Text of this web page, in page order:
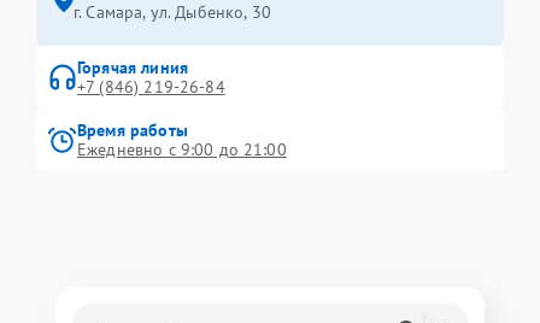
г. Самара, ул. Дыбенко, 30
Горячая линия
+7 (846) 219-26-84
Время работы
Ежедневно с 9:00 до 21:00